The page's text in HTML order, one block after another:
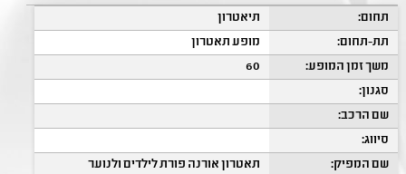
תחום:
תיאטרון
תת-תחום:
מופע תאטרון
משך זמן המופע:
60
סגנון:
שם הרכב:
סיווג:
שם המפיק:
תאטרון אורנה פורת לילדים ולנוער